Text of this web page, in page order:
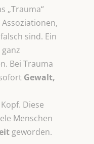
„Trauma“
sind. Ein
Bei Trauma
Gewalt,
Diese
Menschen
geworden.